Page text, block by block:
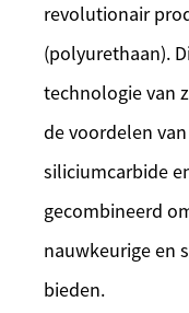
revolutionair
(polyurethaan).
technologie van
de voordelen
siliciumcarbide
gecombineerd
nauwkeurige en
bieden.